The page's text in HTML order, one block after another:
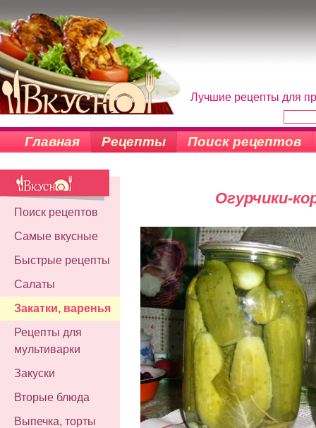
Лучшие рецепты для
Главная Рецепты Поиск рецептов
Поиск рецептов
Самые вкусные
Быстрые рецепты
Салаты
Закатки, варенья
Рецепты для
мультиварки
Закуски
Вторые блюда
Выпечка, торты
Огурчики-